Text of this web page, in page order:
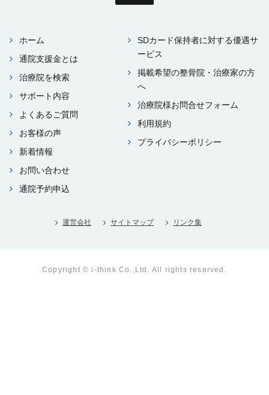
ホーム
通院⽀援⾦とは
治療院を検索
サポート内容
よくあるご質問
お客様の声
新着情報
お問い合わせ
通院予約申込
SDカード保持者に対する優遇サ
ービス
掲載希望の整⾻院・治療家の⽅
へ
治療院様お問合せフォーム
利⽤規約
プライバシーポリシー
運営会社 サイトマップ リンク集
Copyright © i-think Co.,Ltd. All rights reserved.